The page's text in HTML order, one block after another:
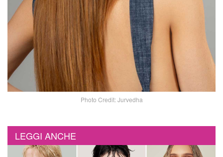
Photo Credit: Jurvedha
LEGGI ANCHE